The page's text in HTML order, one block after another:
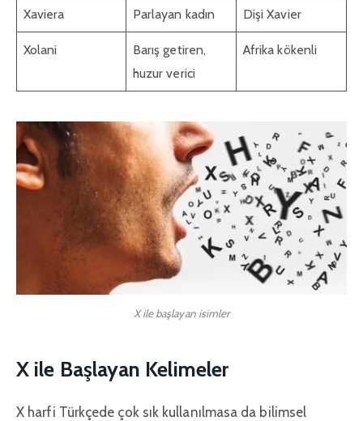
Xaviera Parlayan kadın Dişi Xavier
Xolani
Barış getiren,
huzur verici
Afrika kökenli
X ile başlayan isimler
X ile Başlayan Kelimeler
X harfi Türkçede çok sık kullanılmasa da bilimsel